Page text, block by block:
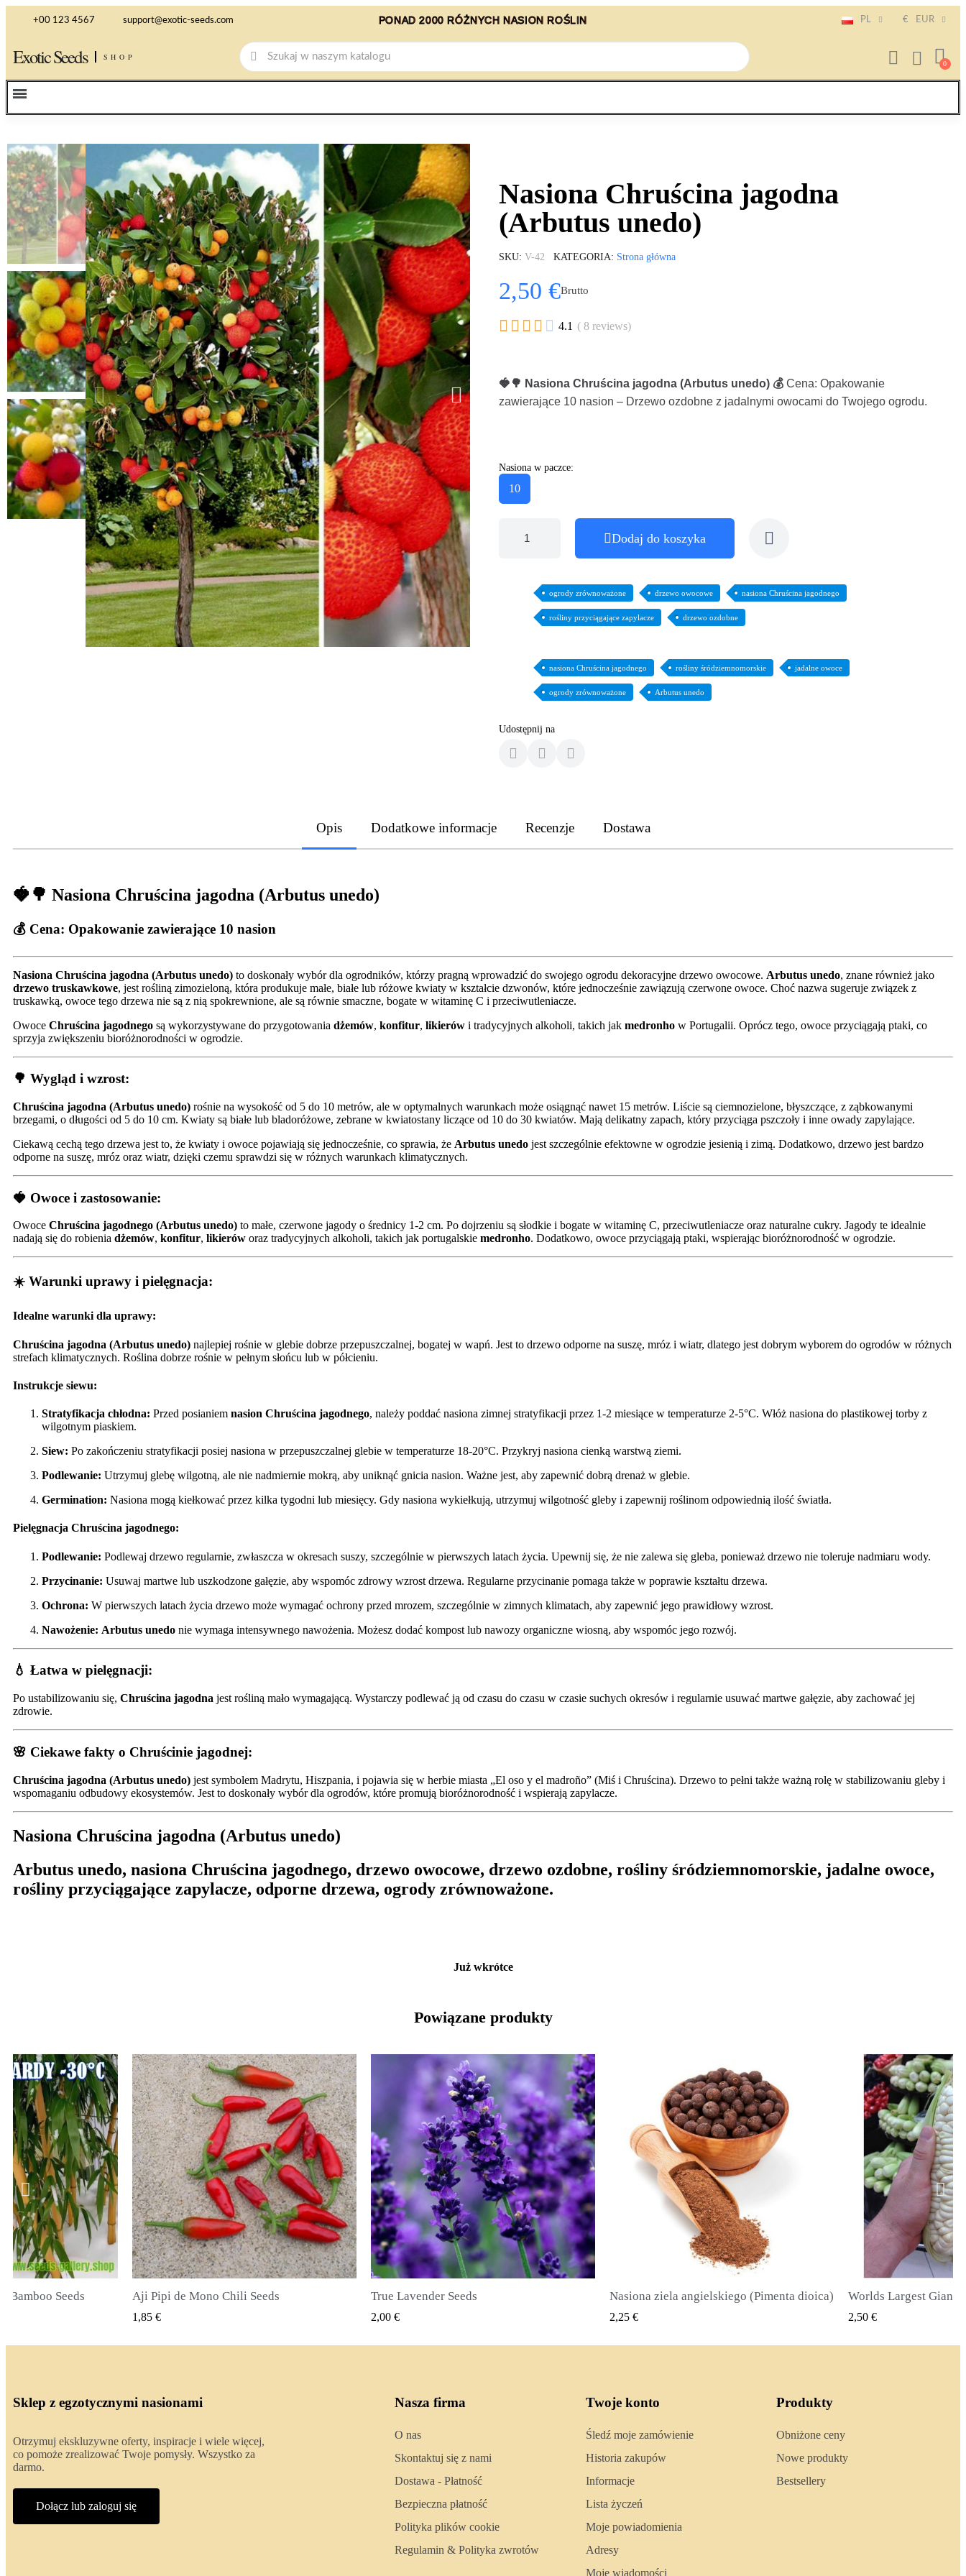
+00 123 4567 support@exotic-seeds.com PONAD 2000 RÓŻNYCH NASION ROŚLIN PL € EUR
Exotic Seeds SHOP
Nasiona Chruścina jagodna
(Arbutus unedo)
SKU V-42 KATEGORIA Strona główna
2,50 €Brutto
     4.1 ( 8 reviews)
🍓🌳 Nasiona Chruścina jagodna (Arbutus unedo) 💰 Cena: Opakowanie
zawierające 10 nasion – Drzewo ozdobne z jadalnymi owocami do Twojego ogrodu.
Nasiona w paczce:
10
Dodaj do koszyka
ogrody zrównoważone drzewo owocowe nasiona Chruścina jagodnego
rośliny przyciągające zapylacze drzewo ozdobne
nasiona Chruścina jagodnego rośliny śródziemnomorskie jadalne owoce
ogrody zrównoważone Arbutus unedo
Udostępnij na
Opis Dodatkowe informacje Recenzje Dostawa
🍓🌳 Nasiona Chruścina jagodna (Arbutus unedo)
💰 Cena: Opakowanie zawierające 10 nasion
Nasiona Chruścina jagodna (Arbutus unedo) to doskonały wybór dla ogrodników, którzy pragną wprowadzić do swojego ogrodu dekoracyjne drzewo owocowe. Arbutus unedo, znane również jako
drzewo truskawkowe, jest rośliną zimozieloną, która produkuje małe, białe lub różowe kwiaty w kształcie dzwonów, które jednocześnie zawiązują czerwone owoce. Choć nazwa sugeruje związek z
truskawką, owoce tego drzewa nie są z nią spokrewnione, ale są równie smaczne, bogate w witaminę C i przeciwutleniacze.
Owoce Chruścina jagodnego są wykorzystywane do przygotowania dżemów, konfitur, likierów i tradycyjnych alkoholi, takich jak medronho w Portugalii. Oprócz tego, owoce przyciągają ptaki, co
sprzyja zwiększeniu bioróżnorodności w ogrodzie.
🌳 Wygląd i wzrost:
Chruścina jagodna (Arbutus unedo) rośnie na wysokość od 5 do 10 metrów, ale w optymalnych warunkach może osiągnąć nawet 15 metrów. Liście są ciemnozielone, błyszczące, z ząbkowanymi
brzegami, o długości od 5 do 10 cm. Kwiaty są białe lub bladoróżowe, zebrane w kwiatostany liczące od 10 do 30 kwiatów. Mają delikatny zapach, który przyciąga pszczoły i inne owady zapylające.
Ciekawą cechą tego drzewa jest to, że kwiaty i owoce pojawiają się jednocześnie, co sprawia, że Arbutus unedo jest szczególnie efektowne w ogrodzie jesienią i zimą. Dodatkowo, drzewo jest bardzo
odporne na suszę, mróz oraz wiatr, dzięki czemu sprawdzi się w różnych warunkach klimatycznych.
🍓 Owoce i zastosowanie:
Owoce Chruścina jagodnego (Arbutus unedo) to małe, czerwone jagody o średnicy 1-2 cm. Po dojrzeniu są słodkie i bogate w witaminę C, przeciwutleniacze oraz naturalne cukry. Jagody te idealnie
nadają się do robienia dżemów, konfitur, likierów oraz tradycyjnych alkoholi, takich jak portugalskie medronho. Dodatkowo, owoce przyciągają ptaki, wspierając bioróżnorodność w ogrodzie.
☀️ Warunki uprawy i pielęgnacja:
Idealne warunki dla uprawy:
Chruścina jagodna (Arbutus unedo) najlepiej rośnie w glebie dobrze przepuszczalnej, bogatej w wapń. Jest to drzewo odporne na suszę, mróz i wiatr, dlatego jest dobrym wyborem do ogrodów w różnych
strefach klimatycznych. Roślina dobrze rośnie w pełnym słońcu lub w półcieniu.
Instrukcje siewu:
Stratyfikacja chłodna: Przed posianiem nasion Chruścina jagodnego, należy poddać nasiona zimnej stratyfikacji przez 1-2 miesiące w temperaturze 2-5°C. Włóż nasiona do plastikowej torby z
wilgotnym piaskiem.
Siew: Po zakończeniu stratyfikacji posiej nasiona w przepuszczalnej glebie w temperaturze 18-20°C. Przykryj nasiona cienką warstwą ziemi.
Podlewanie: Utrzymuj glebę wilgotną, ale nie nadmiernie mokrą, aby uniknąć gnicia nasion. Ważne jest, aby zapewnić dobrą drenaż w glebie.
Germination: Nasiona mogą kiełkować przez kilka tygodni lub miesięcy. Gdy nasiona wykiełkują, utrzymuj wilgotność gleby i zapewnij roślinom odpowiednią ilość światła.
Pielęgnacja Chruścina jagodnego:
Podlewanie: Podlewaj drzewo regularnie, zwłaszcza w okresach suszy, szczególnie w pierwszych latach życia. Upewnij się, że nie zalewa się gleba, ponieważ drzewo nie toleruje nadmiaru wody.
Przycinanie: Usuwaj martwe lub uszkodzone gałęzie, aby wspomóc zdrowy wzrost drzewa. Regularne przycinanie pomaga także w poprawie kształtu drzewa.
Ochrona: W pierwszych latach życia drzewo może wymagać ochrony przed mrozem, szczególnie w zimnych klimatach, aby zapewnić jego prawidłowy wzrost.
Nawożenie: Arbutus unedo nie wymaga intensywnego nawożenia. Możesz dodać kompost lub nawozy organiczne wiosną, aby wspomóc jego rozwój.
💧 Łatwa w pielęgnacji:
Po ustabilizowaniu się, Chruścina jagodna jest rośliną mało wymagającą. Wystarczy podlewać ją od czasu do czasu w czasie suchych okresów i regularnie usuwać martwe gałęzie, aby zachować jej
zdrowie.
🌸 Ciekawe fakty o Chruścinie jagodnej:
Chruścina jagodna (Arbutus unedo) jest symbolem Madrytu, Hiszpania, i pojawia się w herbie miasta „El oso y el madroño” (Miś i Chruścina). Drzewo to pełni także ważną rolę w stabilizowaniu gleby i
wspomaganiu odbudowy ekosystemów. Jest to doskonały wybór dla ogrodów, które promują bioróżnorodność i wspierają zapylacze.
Nasiona Chruścina jagodna (Arbutus unedo)
Arbutus unedo, nasiona Chruścina jagodnego, drzewo owocowe, drzewo ozdobne, rośliny śródziemnomorskie, jadalne owoce,
rośliny przyciągające zapylacze, odporne drzewa, ogrody zrównoważone.
Już wkrótce
Powiązane produkty
Seeds SZYBKI PODGLĄD
True Lavender Seeds
2,00 €
SZYBKI PODGLĄD
Nasiona ziela angielskiego (Pimenta dioica)
2,25 €
SZYBKI PODGLĄD Worlds Largest Giant Corn Seeds Cuzco - Cusco
2,50 €
SZYBKI
2,40 €
Sklep z egzotycznymi nasionami
Otrzymuj ekskluzywne oferty, inspiracje i wiele więcej,
co pomoże zrealizować Twoje pomysły. Wszystko za
darmo.
Dołącz lub zaloguj się
Nasza firma
O nas
Skontaktuj się z nami
Dostawa - Płatność
Bezpieczna płatność
Polityka plików cookie
Regulamin & Polityka zwrotów
Twoje konto
Śledź moje zamówienie
Historia zakupów
Informacje
Lista życzeń
Moje powiadomienia
Adresy
Moje wiadomości
Produkty
Obniżone ceny
Nowe produkty
Bestsellery